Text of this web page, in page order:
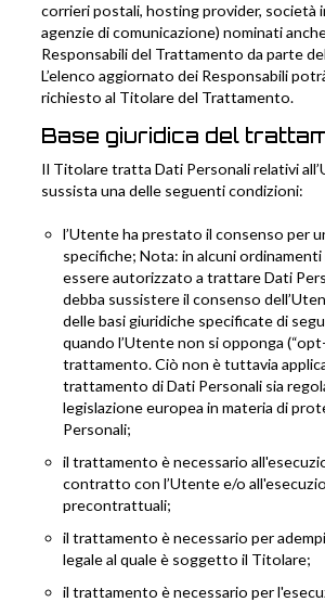
corrieri postali, hosting provider, società
agenzie di comunicazione) nominati
Responsabili del Trattamento da parte
L’elenco aggiornato dei Responsabili
richiesto al Titolare del Trattamento.
Base giuridica del
Il Titolare tratta Dati Personali relativi
sussista una delle seguenti condizioni:
l’Utente ha prestato il consenso per
specifiche; Nota: in alcuni
essere autorizzato a trattare Dati
debba sussistere il consenso
delle basi giuridiche specificate di
quando l’Utente non si opponga
trattamento. Ciò non è tuttavia
trattamento di Dati Personali sia
legislazione europea in materia di
Personali;
il trattamento è necessario
contratto con l’Utente e/o
precontrattuali;
il trattamento è necessario per
legale al quale è soggetto il Titolare;
il trattamento è necessario per